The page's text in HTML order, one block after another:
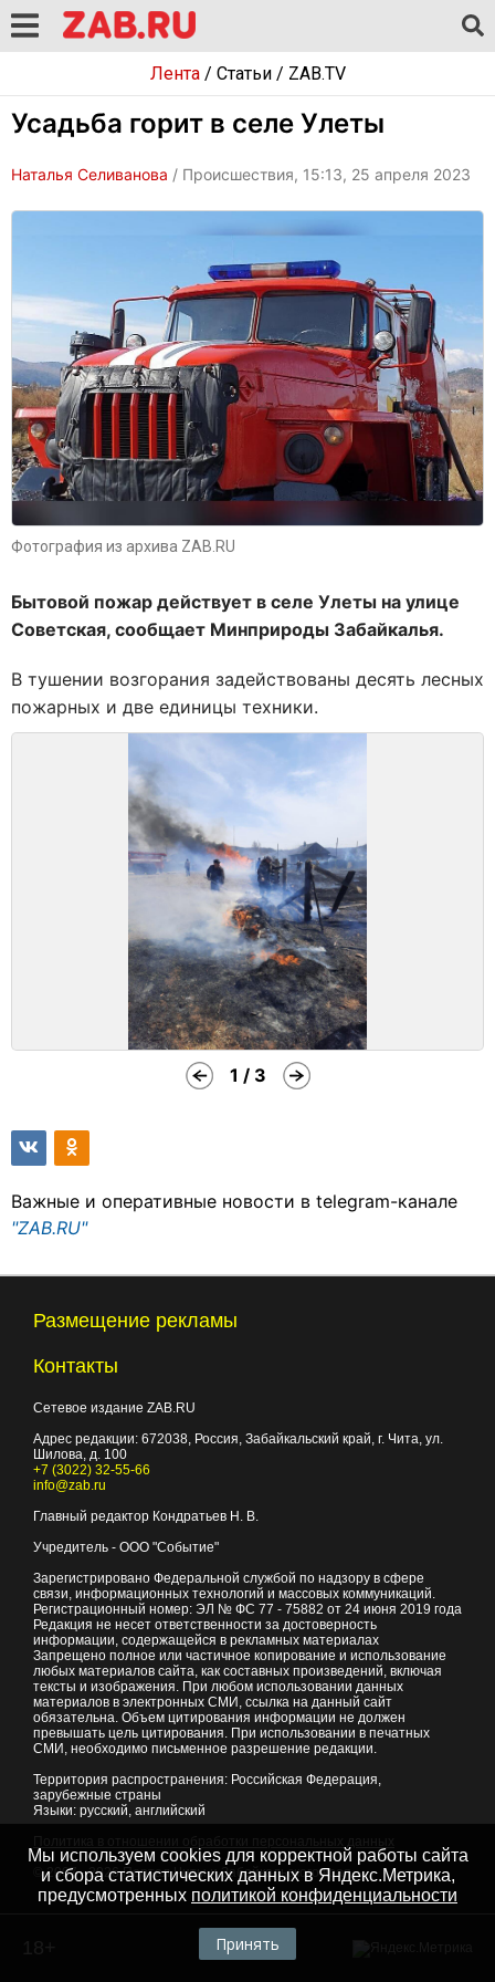
Лента/ Статьи/ ZAB.TV
Усадьба горит в селе Улеты
Наталья Селиванова / Происшествия, 15:13, 25 апреля 2023
Фотография из архива ZAB.RU
Бытовой пожар действует в селе Улеты на улице
Советская, сообщает Минприроды Забайкалья.
В тушении возгорания задействованы десять лесных
пожарных и две единицы техники.
1 / 3
Важные и оперативные новости в telegram-канале
"ZAB.RU"
Размещение рекламы
Контакты
Сетевое издание ZAB.RU
Адрес редакции: 672038, Россия, Забайкальский край, г. Чита, ул.
Шилова, д. 100
+7 (3022) 32-55-66
info@zab.ru
Главный редактор Кондратьев Н. В.
Учредитель - ООО "Событие"
Зарегистрировано Федеральной службой по надзору в сфере
связи, информационных технологий и массовых коммуникаций.
Регистрационный номер: ЭЛ № ФС 77 - 75882 от 24 июня 2019 года
Редакция не несет ответственности за достоверность
информации, содержащейся в рекламных материалах
Запрещено полное или частичное копирование и использование
любых материалов сайта, как составных произведений, включая
тексты и изображения. При любом использовании данных
материалов в электронных СМИ, ссылка на данный сайт
обязательна. Объем цитирования информации не должен
превышать цель цитирования. При использовании в печатных
СМИ, необходимо письменное разрешение редакции.
Территория распространения: Российская Федерация,
зарубежные страны
Языки: русский, английский
© 2007 - 2026Портал Читы и Забайкальского края
Мы используем cookies для корректной работы сайта
и сбора статистических данных в Яндекс.Метрика,
предусмотренных политикой конфиденциальности
Принять